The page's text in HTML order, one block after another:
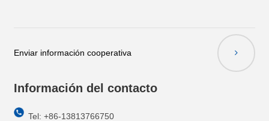
Enviar información cooperativa
Información del contacto
Tel: +86-13813766750